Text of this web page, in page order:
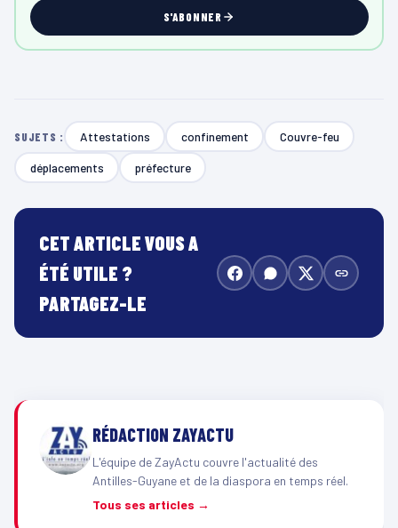
S'ABONNER
SUJETS : Attestations confinement Couvre-feu
déplacements préfecture
CET ARTICLE VOUS A
ÉTÉ UTILE ?
PARTAGEZ-LE
RÉDACTION ZAYACTU
L'équipe de ZayActu couvre l'actualité des
Antilles-Guyane et de la diaspora en temps réel.
Tous ses articles →